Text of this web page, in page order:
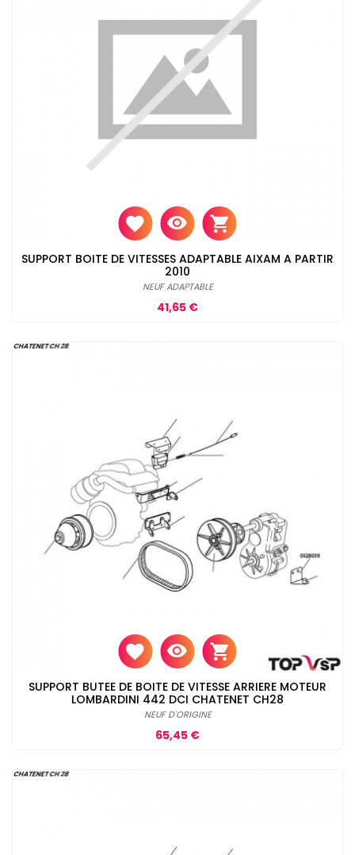
SUPPORT BOITE DE VITESSES ADAPTABLE AIXAM A PARTIR
2010
NEUF ADAPTABLE
Prix
41,65 €
SUPPORT BUTEE DE BOITE DE VITESSE ARRIERE MOTEUR
LOMBARDINI 442 DCI CHATENET CH28
NEUF D'ORIGINE
Prix
65,45 €